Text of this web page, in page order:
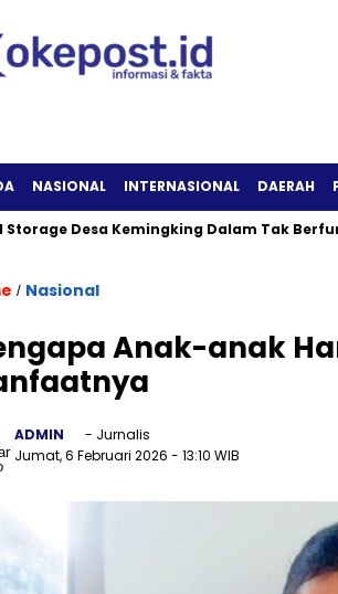
NASIONAL INTERNASIONAL DAERAH
Storage Desa Kemingking Dalam Tak
/ Nasional
Anak-anak
ADMIN
- Jurnalis
Jumat, 6 Februari 2026 - 13:10 WIB